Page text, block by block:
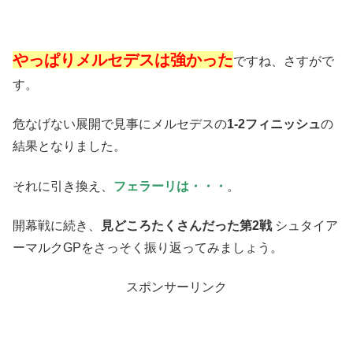
やっぱりメルセデスは強かったですね、さすがで
す。
危なげない展開で見事にメルセデスの1-2フィニッシュの
結果となりました。
それに引き換え、 フェラーリは・・・ 。
開幕戦に続き、 見どころたくさんだった第2戦シュタイア
ーマルクGPをさっそく振り返ってみましょう。
スポンサーリンク